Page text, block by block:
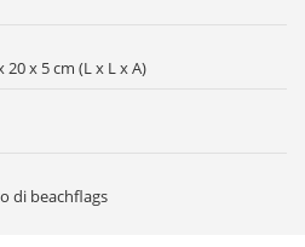
20 x 5 cm (L x L x A)
di beachflags